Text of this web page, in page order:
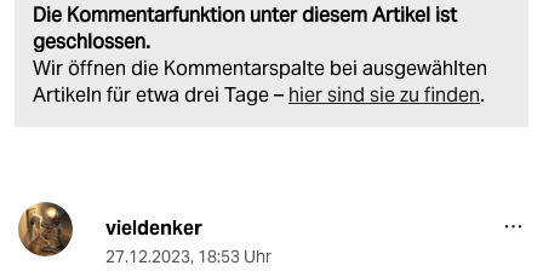
Die Kommentarfunktion unter diesem Artikel ist
geschlossen.
Wir öffnen die Kommentarspalte bei ausgewählten
Artikeln für etwa drei Tage – hier sind sie zu finden.
vieldenker
27.12.2023, 18:53 Uhr